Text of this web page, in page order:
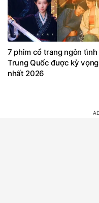
7 phim cổ trang ngôn tình
Trung Quốc được kỳ vọng
nhất 2026